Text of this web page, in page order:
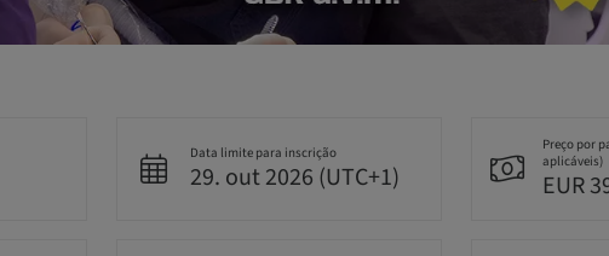
Data limite para inscrição
29. out 2026 (UTC+1)
Preço por
aplicáveis)
EUR